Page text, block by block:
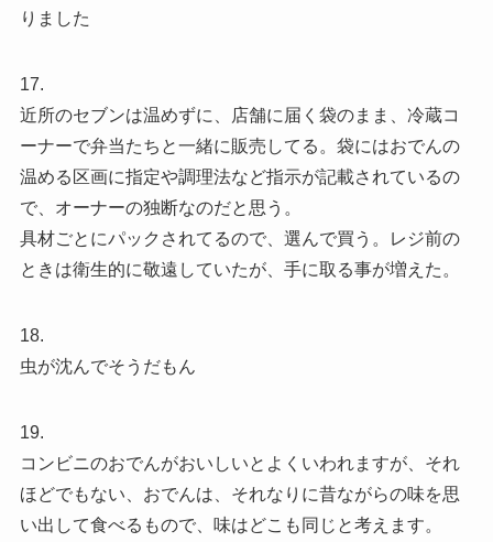
りました
17.
近所のセブンは温めずに、店舗に届く袋のまま、冷蔵コ
ーナーで弁当たちと一緒に販売してる。袋にはおでんの
温める区画に指定や調理法など指示が記載されているの
で、オーナーの独断なのだと思う。
具材ごとにパックされてるので、選んで買う。レジ前の
ときは衛生的に敬遠していたが、手に取る事が増えた。
18.
虫が沈んでそうだもん
19.
コンビニのおでんがおいしいとよくいわれますが、それ
ほどでもない、おでんは、それなりに昔ながらの味を思
い出して食べるもので、味はどこも同じと考えます。